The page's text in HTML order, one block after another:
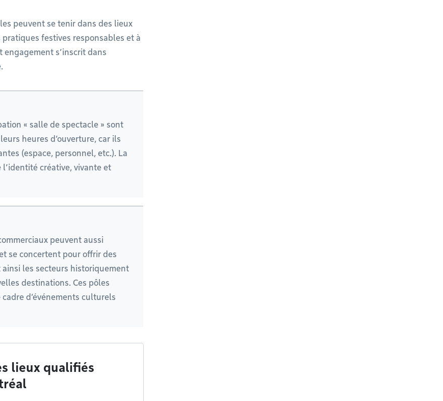
peuvent se tenir dans des lieux
festives responsables et à
engagement s’inscrit dans
« salle de spectacle » sont
heures d’ouverture, car ils
(espace, personnel, etc.). La
créative, vivante et
peuvent aussi
se concertent pour offrir des
les secteurs historiquement
destinations. Ces pôles
d’événements culturels
lieux qualifiés